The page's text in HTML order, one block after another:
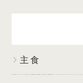
主食